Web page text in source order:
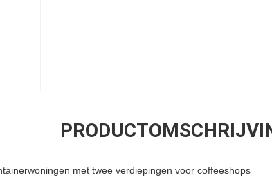
met twee verdiepingen voor coffeeshops